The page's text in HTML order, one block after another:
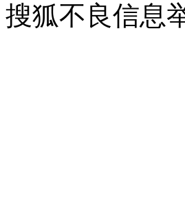
搜狐不良信息